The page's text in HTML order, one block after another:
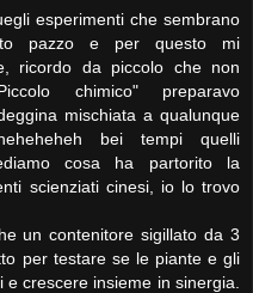
esperimenti che sembrano
pazzo e per questo mi
ricordo da piccolo che non
chimico" preparavo
mischiata a qualunque
bei tempi quelli
cosa ha partorito la
scienziati cinesi, io lo trovo
un contenitore sigillato da 3
per testare se le piante e gli
crescere insieme in sinergia.